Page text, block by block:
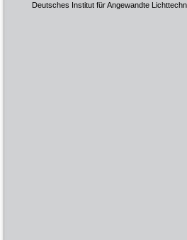
Deutsches Institut für Angewandte